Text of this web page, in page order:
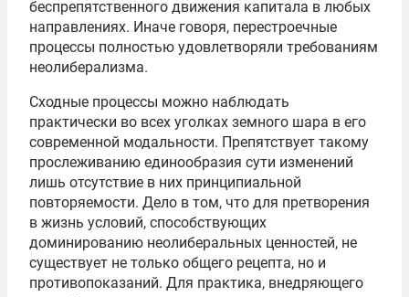
беспрепятственного движения капитала в любых
направлениях. Иначе говоря, перестроечные
процессы полностью удовлетворяли требованиям
неолиберализма.
Сходные процессы можно наблюдать
практически во всех уголках земного шара в его
современной модальности. Препятствует такому
прослеживанию единообразия сути изменений
лишь отсутствие в них принципиальной
повторяемости. Дело в том, что для претворения
в жизнь условий, способствующих
доминированию неолиберальных ценностей, не
существует не только общего рецепта, но и
противопоказаний. Для практика, внедряющего